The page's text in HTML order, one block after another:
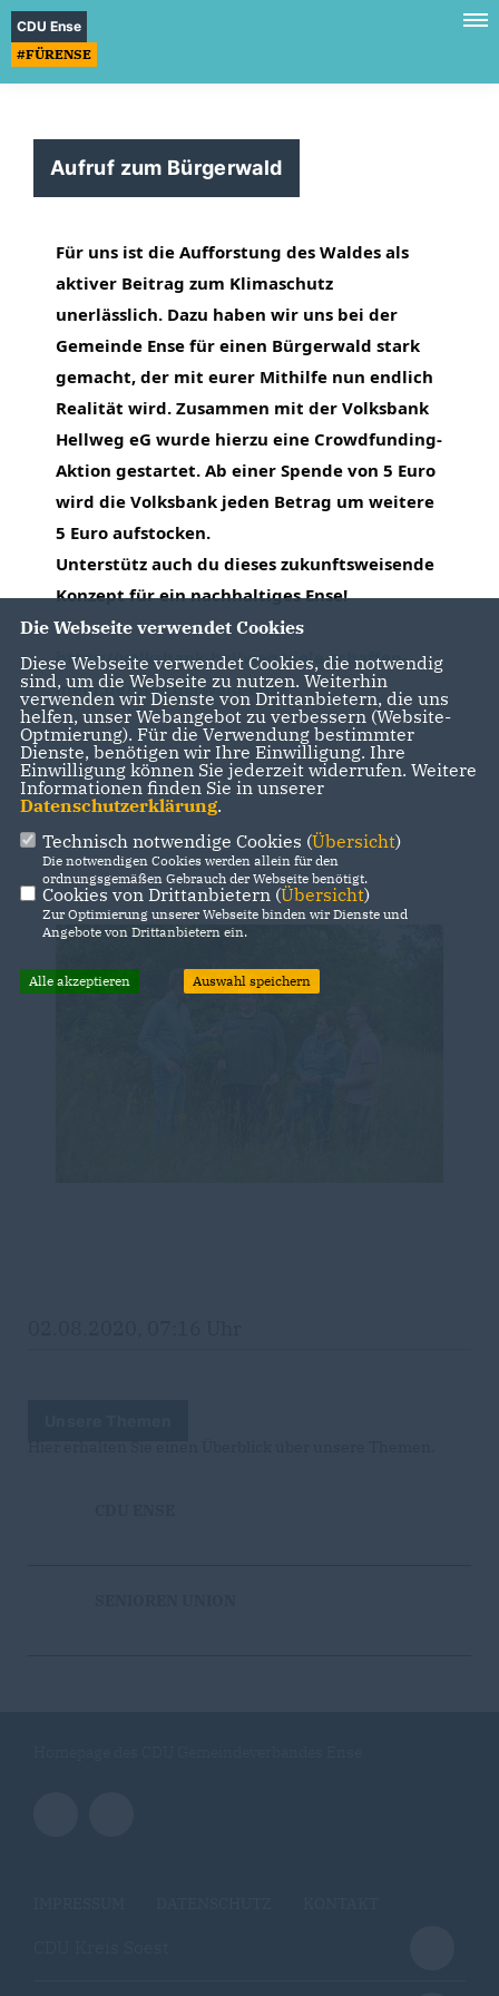
CDU Ense
#FÜRENSE
Aufruf zum Bürgerwald
Für uns ist die Aufforstung des Waldes als
aktiver Beitrag zum Klimaschutz
unerlässlich. Dazu haben wir uns bei der
Gemeinde Ense für einen Bürgerwald stark
gemacht, der mit eurer Mithilfe nun endlich
Realität wird. Zusammen mit der Volksbank
Hellweg eG wurde hierzu eine Crowdfunding-
Aktion gestartet. Ab einer Spende von 5 Euro
wird die Volksbank jeden Betrag um weitere
5 Euro aufstocken.
Unterstütz auch du dieses zukunftsweisende
Konzept für ein nachhaltiges Ense!
https://volksbank-hellweg.viele-schaffen-
mehr.de/buergerwald-ense
Die Webseite verwendet Cookies
Diese Webseite verwendet Cookies, die notwendig
sind, um die Webseite zu nutzen. Weiterhin
verwenden wir Dienste von Drittanbietern, die uns
helfen, unser Webangebot zu verbessern (Website-
Optmierung). Für die Verwendung bestimmter
Dienste, benötigen wir Ihre Einwilligung. Ihre
Einwilligung können Sie jederzeit widerrufen. Weitere
Informationen finden Sie in unserer
Datenschutzerklärung.
Technisch notwendige Cookies (Übersicht)
Die notwendigen Cookies werden allein für den
ordnungsgemäßen Gebrauch der Webseite benötigt.
Cookies von Drittanbietern (Übersicht)
Zur Optimierung unserer Webseite binden wir Dienste und
Angebote von Drittanbietern ein.
Alle akzeptieren Auswahl speichern